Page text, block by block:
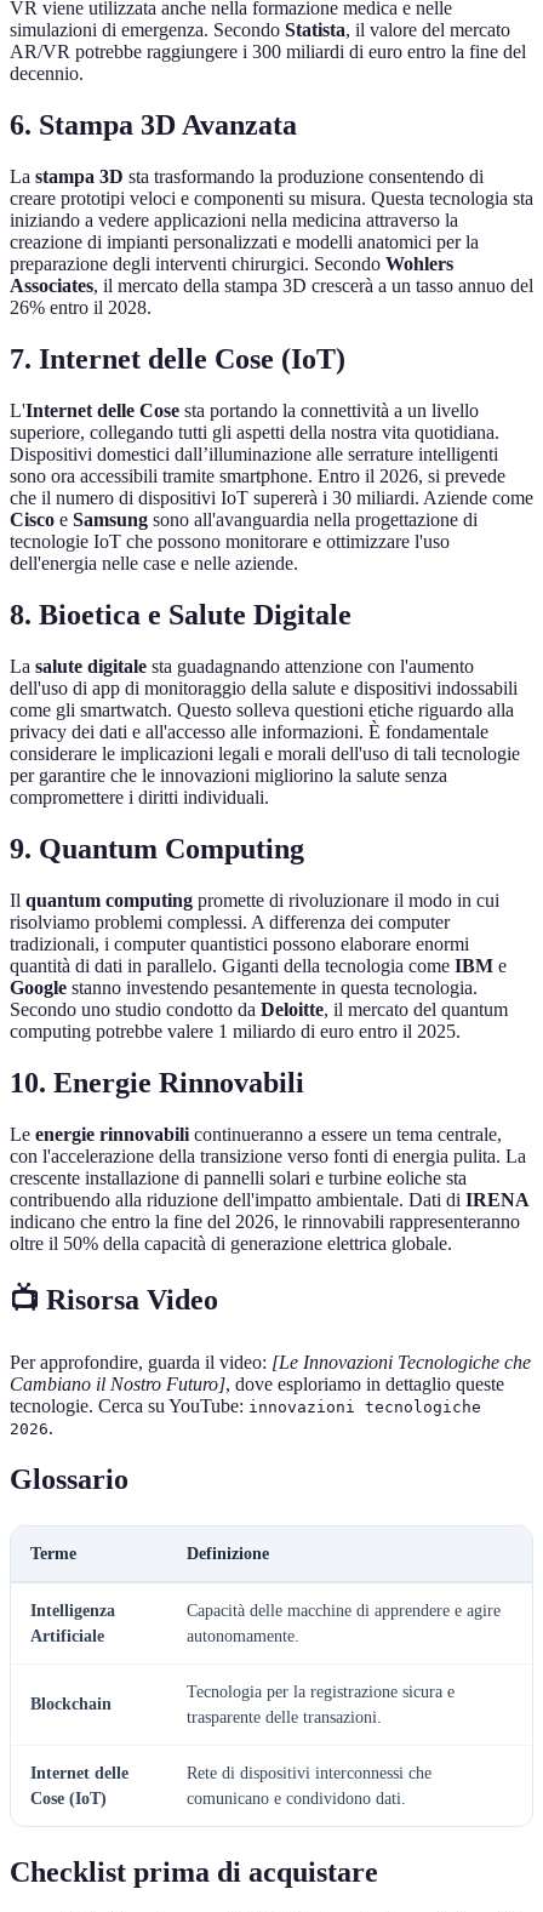
VR viene utilizzata anche nella formazione medica e nelle
simulazioni di emergenza. Secondo Statista, il valore del mercato
AR/VR potrebbe raggiungere i 300 miliardi di euro entro la fine del
decennio.
6. Stampa 3D Avanzata
La stampa 3D sta trasformando la produzione consentendo di
creare prototipi veloci e componenti su misura. Questa tecnologia sta
iniziando a vedere applicazioni nella medicina attraverso la
creazione di impianti personalizzati e modelli anatomici per la
preparazione degli interventi chirurgici. Secondo Wohlers
Associates, il mercato della stampa 3D crescerà a un tasso annuo del
26% entro il 2028.
7. Internet delle Cose (IoT)
L'Internet delle Cose sta portando la connettività a un livello
superiore, collegando tutti gli aspetti della nostra vita quotidiana.
Dispositivi domestici dall’illuminazione alle serrature intelligenti
sono ora accessibili tramite smartphone. Entro il 2026, si prevede
che il numero di dispositivi IoT supererà i 30 miliardi. Aziende come
Cisco e Samsung sono all'avanguardia nella progettazione di
tecnologie IoT che possono monitorare e ottimizzare l'uso
dell'energia nelle case e nelle aziende.
8. Bioetica e Salute Digitale
La salute digitale sta guadagnando attenzione con l'aumento
dell'uso di app di monitoraggio della salute e dispositivi indossabili
come gli smartwatch. Questo solleva questioni etiche riguardo alla
privacy dei dati e all'accesso alle informazioni. È fondamentale
considerare le implicazioni legali e morali dell'uso di tali tecnologie
per garantire che le innovazioni migliorino la salute senza
compromettere i diritti individuali.
9. Quantum Computing
Il quantum computing promette di rivoluzionare il modo in cui
risolviamo problemi complessi. A differenza dei computer
tradizionali, i computer quantistici possono elaborare enormi
quantità di dati in parallelo. Giganti della tecnologia come IBM e
Google stanno investendo pesantemente in questa tecnologia.
Secondo uno studio condotto da Deloitte, il mercato del quantum
computing potrebbe valere 1 miliardo di euro entro il 2025.
10. Energie Rinnovabili
Le energie rinnovabili continueranno a essere un tema centrale,
con l'accelerazione della transizione verso fonti di energia pulita. La
crescente installazione di pannelli solari e turbine eoliche sta
contribuendo alla riduzione dell'impatto ambientale. Dati di IRENA
indicano che entro la fine del 2026, le rinnovabili rappresenteranno
oltre il 50% della capacità di generazione elettrica globale.
📺 Risorsa Video
Per approfondire, guarda il video: [Le Innovazioni Tecnologiche che
Cambiano il Nostro Futuro], dove esploriamo in dettaglio queste
tecnologie. Cerca su YouTube: innovazioni tecnologiche
2026.
Glossario
Terme Definizione
Intelligenza
Artificiale
Capacità delle macchine di apprendere e agire
autonomamente.
Blockchain
Tecnologia per la registrazione sicura e
trasparente delle transazioni.
Internet delle
Cose (IoT)
Rete di dispositivi interconnessi che
comunicano e condividono dati.
Checklist prima di acquistare